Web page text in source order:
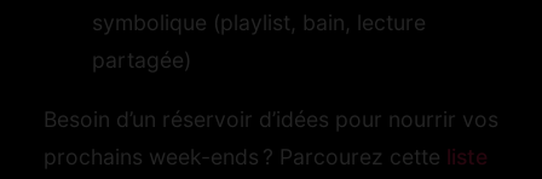
symbolique (playlist, bain, lecture
partagée)
Besoin d’un réservoir d’idées pour nourrir vos
prochains week-ends ? Parcourez cette liste